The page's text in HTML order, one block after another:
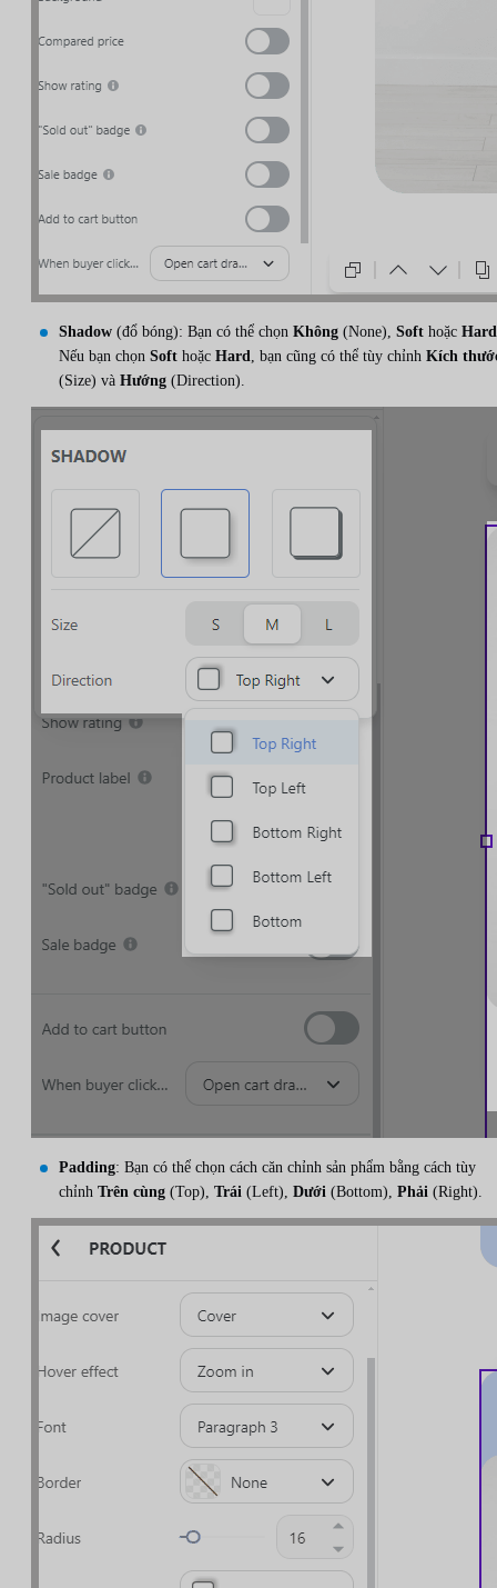
Shadow (đổ bóng): Bạn có thể chọn Không (None), Soft hoặc Hard
Nếu bạn chọn Soft hoặc Hard, bạn cũng có thể tùy chỉnh Kích
(Size) và Hướng (Direction).
Padding: Bạn có thể chọn cách căn chỉnh sản phẩm bằng cách tùy
chỉnh Trên cùng (Top), Trái (Left), Dưới (Bottom), Phải (Right).